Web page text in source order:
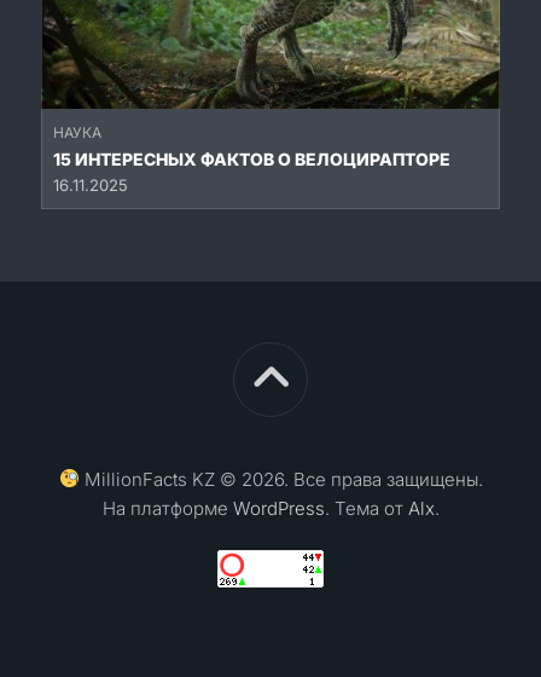
НАУКА
15 ИНТЕРЕСНЫХ ФАКТОВ О ВЕЛОЦИРАПТОРЕ
16.11.2025
MillionFacts KZ © 2026. Все права защищены.
На платформе WordPress. Тема от Alx.